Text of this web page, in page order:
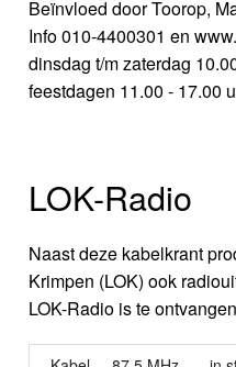
Beïnvloed door Toorop,
Info 010-4400301 en
dinsdag t/m zaterdag
feestdagen 11.00 - 17.00
LOK-Radio
Naast deze kabelkrant
Krimpen (LOK) ook
LOK-Radio is te